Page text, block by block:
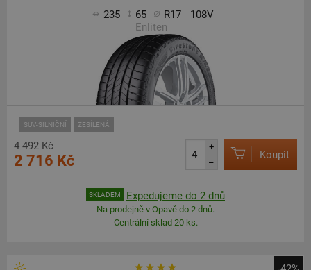
235 65 R17
108V
Enliten
SUV-SILNIČNÍ ZESÍLENÁ
4 492 Kč
2 716 Kč
+
–
Koupit
SKLADEM Expedujeme do 2 dnů
Na prodejně v Opavě do 2 dnů.
Centrální sklad 20 ks.